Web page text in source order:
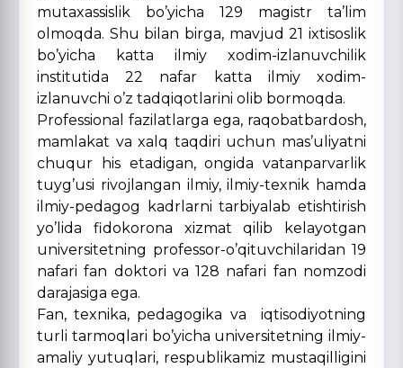
mutaxassislik bo’yicha 129 magistr ta’lim
olmoqda. Shu bilan birga, mavjud 21 ixtisoslik
bo’yicha katta ilmiy xodim-izlanuvchilik
institutida 22 nafar katta ilmiy xodim-
izlanuvchi o’z tadqiqotlarini olib bormoqda.
Professional fazilatlarga ega, raqobatbardosh,
mamlakat va xalq taqdiri uchun mas’uliyatni
chuqur his etadigan, ongida vatanparvarlik
tuyg’usi rivojlangan ilmiy, ilmiy-texnik hamda
ilmiy-pedagog kadrlarni tarbiyalab etishtirish
yo’lida fidokorona xizmat qilib kelayotgan
universitetning professor-o’qituvchilaridan 19
nafari fan doktori va 128 nafari fan nomzodi
darajasiga ega.
Fan, texnika, pedagogika va iqtisodiyotning
turli tarmoqlari bo’yicha universitetning ilmiy-
amaliy yutuqlari, respublikamiz mustaqilligini